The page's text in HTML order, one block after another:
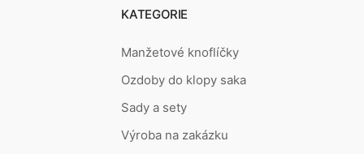
KATEGORIE
Manžetové knoflíčky
Ozdoby do klopy saka
Sady a sety
Výroba na zakázku